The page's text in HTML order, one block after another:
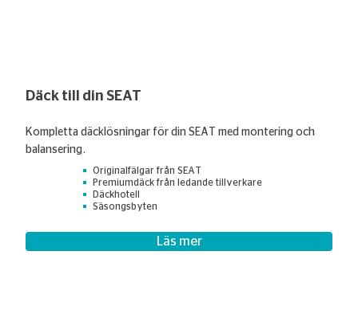
Däck till din SEAT
Kompletta däcklösningar för din SEAT med montering och
balansering.
Originalfälgar från SEAT
Premiumdäck från ledande tillverkare
Däckhotell
Säsongsbyten
Läs mer